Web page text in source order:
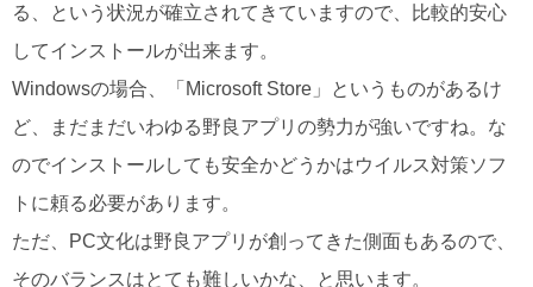
る、という状況が確立されてきていますので、比較的安心
してインストールが出来ます。
Windowsの場合、「Microsoft Store」というものがあるけ
ど、まだまだいわゆる野良アプリの勢力が強いですね。な
のでインストールしても安全かどうかはウイルス対策ソフ
トに頼る必要があります。
ただ、PC文化は野良アプリが創ってきた側面もあるので、
そのバランスはとても難しいかな、と思います。